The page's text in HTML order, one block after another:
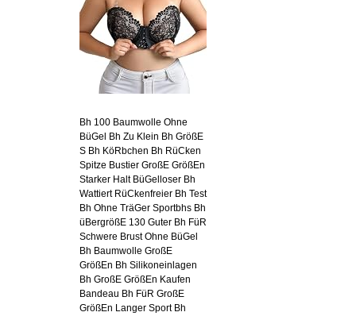
Bh 100 Baumwolle Ohne
BüGel Bh Zu Klein Bh GrößE
S Bh KöRbchen Bh RüCken
Spitze Bustier GroßE GrößEn
Starker Halt BüGelloser Bh
Wattiert RüCkenfreier Bh Test
Bh Ohne TräGer Sportbhs Bh
üBergrößE 130 Guter Bh FüR
Schwere Brust Ohne BüGel
Bh Baumwolle GroßE
GrößEn Bh Silikoneinlagen
Bh GroßE GrößEn Kaufen
Bandeau Bh FüR GroßE
GrößEn Langer Sport Bh